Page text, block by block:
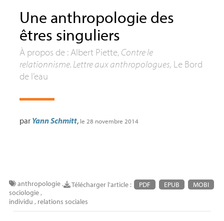
Une anthropologie des
êtres singuliers
À propos de : Albert Piette, Contre le
relationnisme. Lettre aux anthropologues, Le Bord
de l’eau
par Yann Schmitt, le 28 novembre 2014
Télécharger l'article : PDF EPUB MOBI
anthropologie,
sociologie,
individu , relations sociales